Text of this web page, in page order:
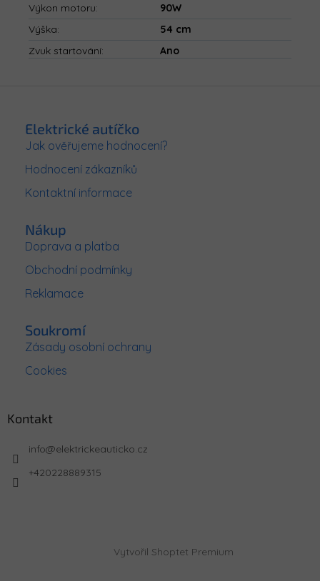
Výkon motoru:
90W
Výška:
54 cm
Zvuk startování: Ano
Elektrické autíčko
Jak ověřujeme hodnocení?
Hodnocení zákazníků
Kontaktní informace
Nákup
Doprava a platba
Obchodní podmínky
Reklamace
Soukromí
Zásady osobní ochrany
Cookies
Kontakt
info@elektrickeauticko.cz
+420228889315
Vytvořil Shoptet Premium